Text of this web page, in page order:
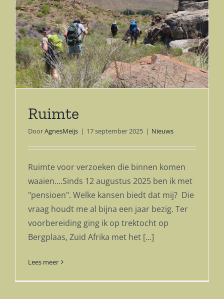
Ruimte
DoorAgnesMeijs | 17 september 2025 | Nieuws
Ruimte voor verzoeken die binnen komen
waaien....Sinds 12 augustus 2025 ben ik met
"pensioen". Welke kansen biedt dat mij? Die
vraag houdt me al bijna een jaar bezig. Ter
voorbereiding ging ik op trektocht op
Bergplaas, Zuid Afrika met het [...]
Lees meer